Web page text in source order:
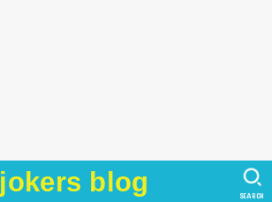
jokers blog SEARCH